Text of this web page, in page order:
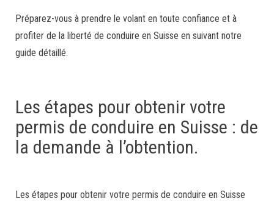
Préparez-vous à prendre le volant en toute confiance et à
profiter de la liberté de conduire en Suisse en suivant notre
guide détaillé.
Les étapes pour obtenir votre
permis de conduire en Suisse : de
la demande à l’obtention.
Les étapes pour obtenir votre permis de conduire en Suisse